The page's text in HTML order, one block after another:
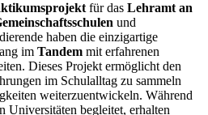
für das Lehramt an
und
haben die einzigartige
im Tandem mit erfahrenen
Dieses Projekt ermöglicht den
im Schulalltag zu sammeln
weiterzuentwickeln. Während
Universitäten begleitet, erhalten